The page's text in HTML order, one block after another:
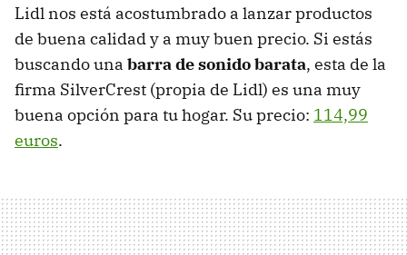
Lidl nos está acostumbrado a lanzar productos
de buena calidad y a muy buen precio. Si estás
buscando una barra de sonido barata, esta de la
firma SilverCrest (propia de Lidl) es una muy
buena opción para tu hogar. Su precio: 114,99
euros.